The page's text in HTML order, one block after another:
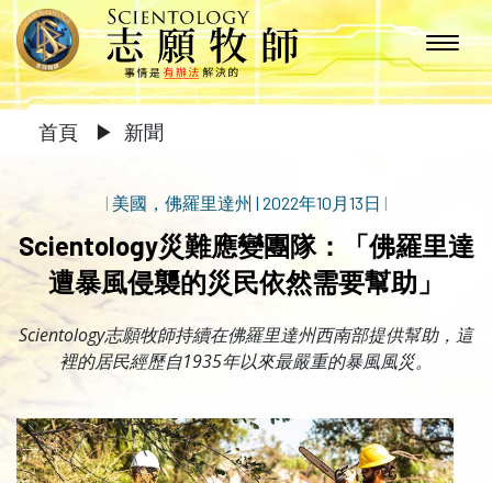
首頁 ▶ 新聞
| 美國，佛羅里達州 | 2022年10月13日 |
Scientology災難應變團隊：「佛羅里達
遭暴風侵襲的災民依然需要幫助」
Scientology志願牧師持續在佛羅里達州西南部提供幫助，這
裡的居民經歷自1935年以來最嚴重的暴風風災。